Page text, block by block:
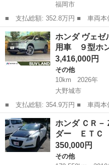
福岡市
■ 支払総額: 352.8万円 ■ 車両本体価格： 3,436,000 円 ■ メーカ
ー名： ホンダ ■ 車種名： ヴ
Ｖ Ｚ・ＰＬａＹパッケージ 登録
地デジ／...
福岡 福岡市 その他
ホンダ ヴェ
用車 ９型ホ
3,416,000円
その他
10km
2026年
大野城市
■ 支払総額: 354.9万円 ■ 車両本体価格： 3,416,000 円 ■ メーカ
ー名： ホンダ ■ 車種名： ヴ
Ｖ Ｚ 登録済未使用車 ９型ホ
ダセンシ...
福岡 大野城市 その他
ホンダ ＣＲ
ダー ＥＴ
350,000円
その他